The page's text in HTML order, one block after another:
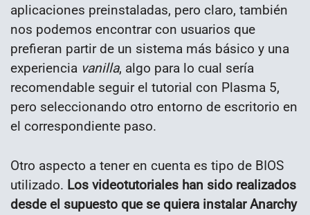
aplicaciones preinstaladas, pero claro, también
nos podemos encontrar con usuarios que
prefieran partir de un sistema más básico y una
experiencia vanilla, algo para lo cual sería
recomendable seguir el tutorial con Plasma 5,
pero seleccionando otro entorno de escritorio en
el correspondiente paso.
Otro aspecto a tener en cuenta es tipo de BIOS
utilizado. Los videotutoriales han sido realizados
desde el supuesto que se quiera instalar Anarchy